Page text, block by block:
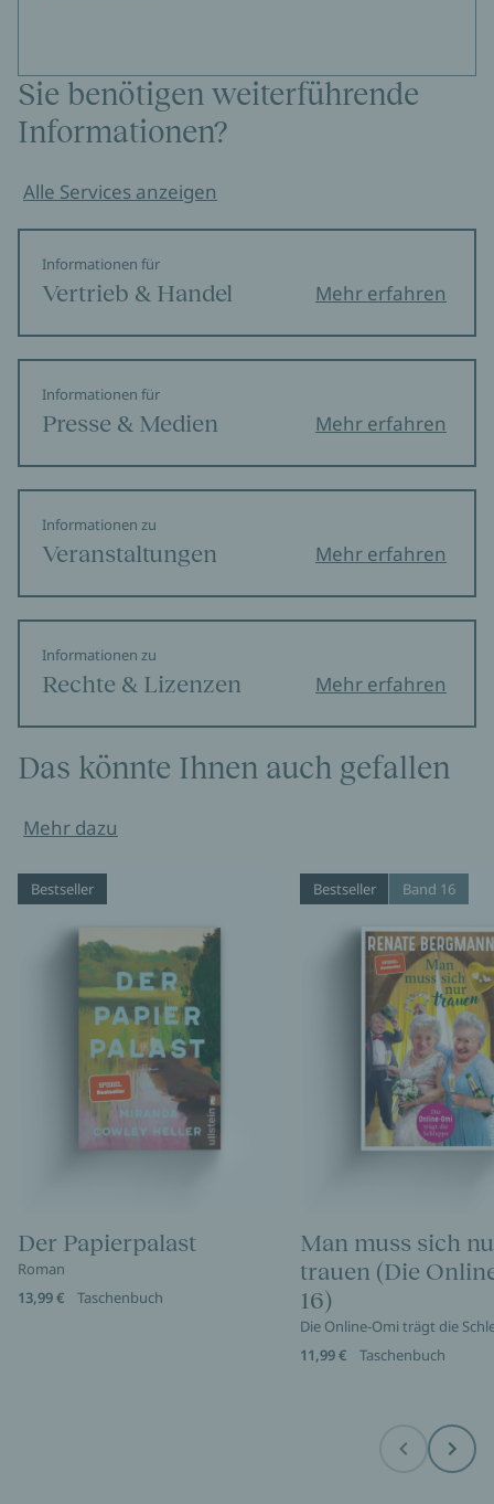
Sie benötigen weiterführende
Informationen?
Alle Services anzeigen
Informationen für
Vertrieb & Handel Mehr erfahren
Informationen für
Presse & Medien Mehr erfahren
Informationen zu
Veranstaltungen Mehr erfahren
Informationen zu
Rechte & Lizenzen Mehr erfahren
Das könnte Ihnen auch gefallen
Mehr dazu
Bestseller
Der Papierpalast
Roman
13,99 €
Taschenbuch
Bestseller Band 16
Man muss sich
trauen (Die
16)
Die Online-Omi trägt die
11,99 €
Taschenbuch
Before Next